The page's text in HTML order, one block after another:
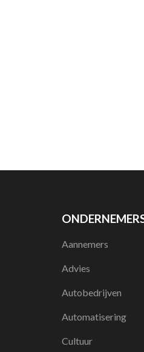
Aannemers
Advies
Autobedrijven
Automatisering
Cultuur